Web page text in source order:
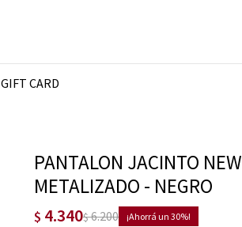
GIFT CARD
PANTALON JACINTO NEW
METALIZADO - NEGRO
$ 4.340$6.200 30